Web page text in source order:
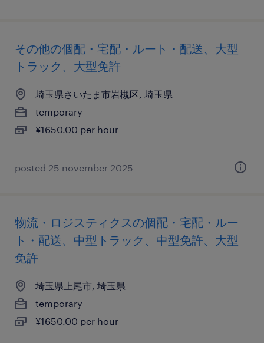
その他の個配・宅配・ルート・配送、大型
トラック、大型免許
埼玉県さいたま市岩槻区, 埼玉県
temporary
¥1650.00 per hour
posted 25 november 2025
物流・ロジスティクスの個配・宅配・ルー
ト・配送、中型トラック、中型免許、大型
免許
埼玉県上尾市, 埼玉県
temporary
¥1650.00 per hour